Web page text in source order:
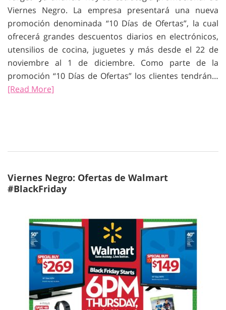
Viernes Negro. La empresa presentará una nueva
promoción denominada “10 Días de Ofertas”, la cual
ofrecerá grandes descuentos diarios en electrónicos,
utensilios de cocina, juguetes y más desde el 22 de
noviembre al 1 de diciembre. Como parte de la
promoción “10 Días de Ofertas” los clientes tendrán…
[Read More]
Viernes Negro: Ofertas de Walmart
#BlackFriday